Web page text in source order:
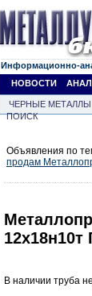
Информационно-
НОВОСТИ
ЧЕРНЫЕ МЕТАЛЛЫ
ПОИСК
Объявления по
продам
В наличии труба